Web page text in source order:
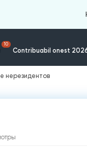
10
Contribuabil onest
нерезидентов